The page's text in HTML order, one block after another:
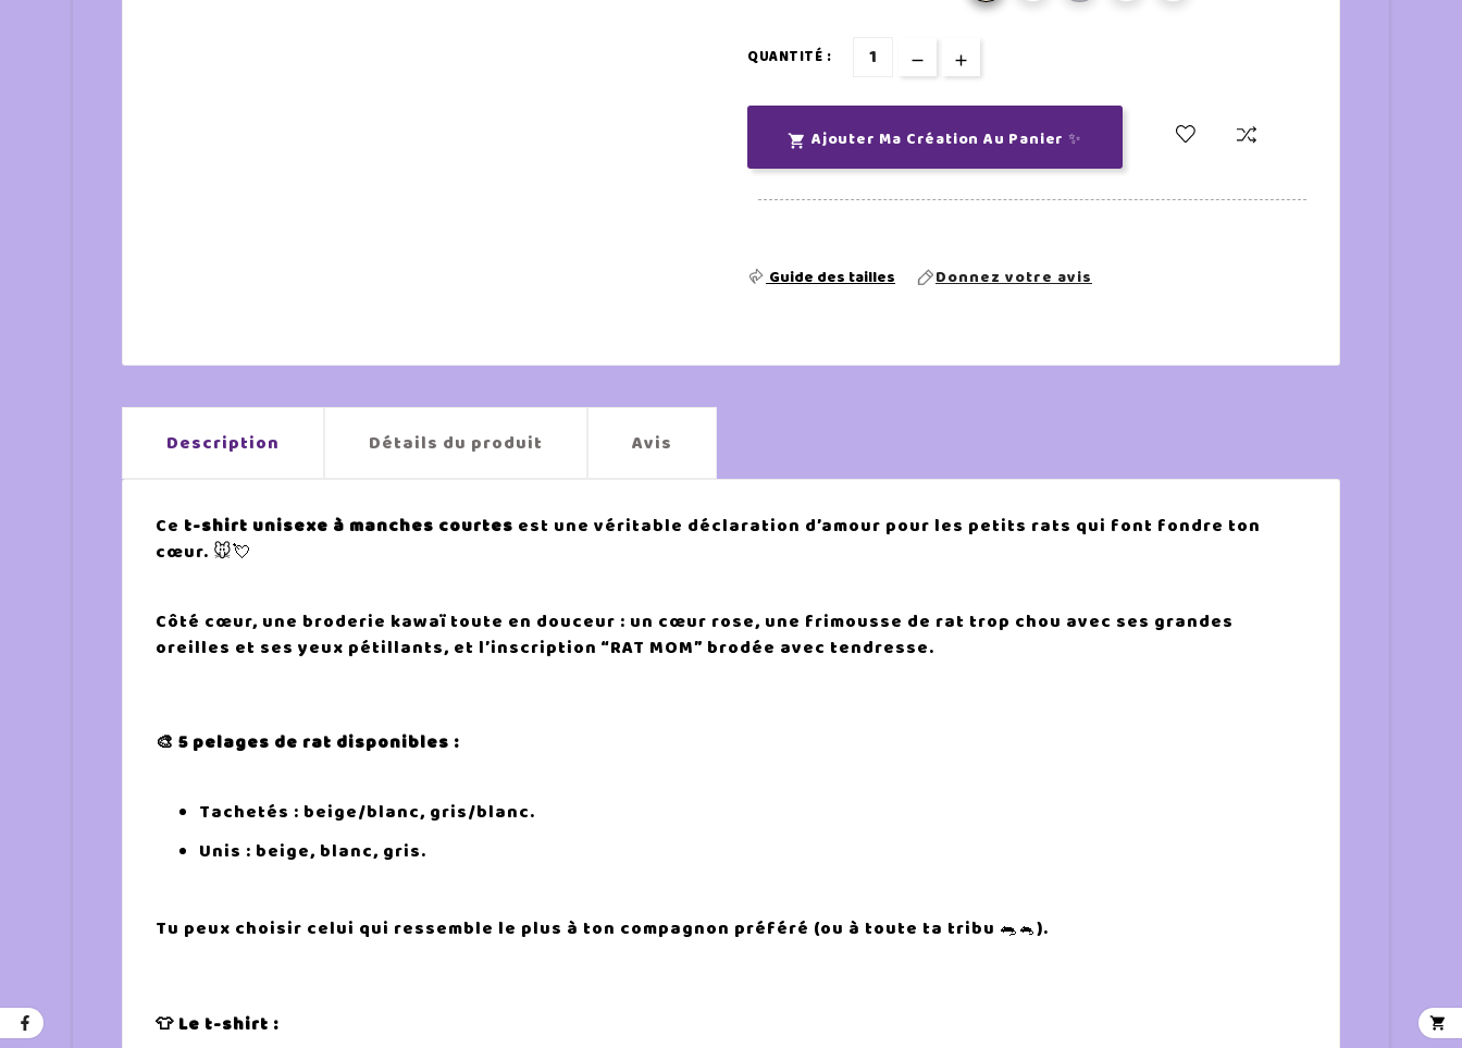
QUANTITÉ :
 Ajouter Ma Création Au Panier ✨
Guide des tailles Donnez votre avis
Description Détails du produit Avis
Ce t-shirt unisexe à manches courtes est une véritable déclaration d’amour pour les petits rats qui font fondre ton
cœur. 🐭💘
Côté cœur, une broderie kawaï toute en douceur : un cœur rose, une frimousse de rat trop chou avec ses grandes
oreilles et ses yeux pétillants, et l’inscription “RAT MOM” brodée avec tendresse.
🎨 5 pelages de rat disponibles :
Tachetés : beige/blanc, gris/blanc.
Unis : beige, blanc, gris.
Tu peux choisir celui qui ressemble le plus à ton compagnon préféré (ou à toute ta tribu 🐀🐁).
👕 Le t-shirt : 